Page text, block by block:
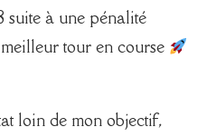
suite à une pénalité
tour en course
loin de mon objectif,